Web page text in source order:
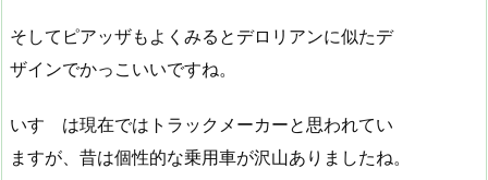
そしてピアッザもよくみるとデロリアンに似たデ
ザインでかっこいいですね。
いすゞは現在ではトラックメーカーと思われてい
ますが、昔は個性的な乗用車が沢山ありましたね。